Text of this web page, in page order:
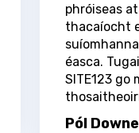
phróiseas
thacaíocht
éasca.
SITE123
Pól